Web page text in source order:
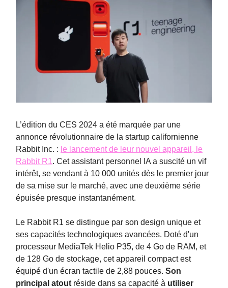
L’édition du CES 2024 a été marquée par une
annonce révolutionnaire de la startup californienne
Rabbit Inc. : le lancement de leur nouvel appareil, le
Rabbit R1. Cet assistant personnel IA a suscité un vif
intérêt, se vendant à 10 000 unités dès le premier jour
de sa mise sur le marché, avec une deuxième série
épuisée presque instantanément. ​​​
Le Rabbit R1 se distingue par son design unique et
ses capacités technologiques avancées. Doté d'un
processeur MediaTek Helio P35, de 4 Go de RAM, et
de 128 Go de stockage, cet appareil compact est
équipé d'un écran tactile de 2,88 pouces​. Son
principal atout réside dans sa capacité à utiliser